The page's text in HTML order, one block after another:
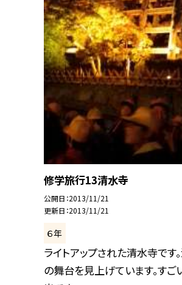
修学旅行13清水寺
公開日 2013/11/21
更新日 2013/11/21
６年
ライトアップされた清水寺です
の舞台を見上げています。すご